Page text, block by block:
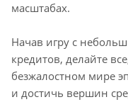
масштабах.
Начав игру с
кредитов, делайте
безжалостном мире
и достичь вершин